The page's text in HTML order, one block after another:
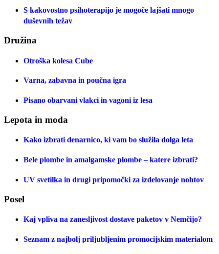
S kakovostno psihoterapijo je mogoče lajšati mnogo
duševnih težav
Družina
Otroška kolesa Cube
Varna, zabavna in poučna igra
Pisano obarvani vlakci in vagoni iz lesa
Lepota in moda
Kako izbrati denarnico, ki vam bo služila dolga leta
Bele plombe in amalgamske plombe – katere izbrati?
UV svetilka in drugi pripomočki za izdelovanje nohtov
Posel
Kaj vpliva na zanesljivost dostave paketov v Nemčijo?
Seznam z najbolj priljubljenim promocijskim materialom